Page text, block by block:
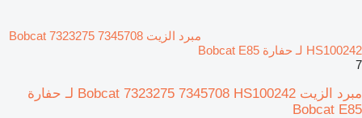
مبرد الزيت Bobcat 7323275 7345708
HS100242 لـ حفارة Bobcat E85
7
مبرد الزيت Bobcat 7323275 7345708 HS100242 لـ حفارة
Bobcat E85